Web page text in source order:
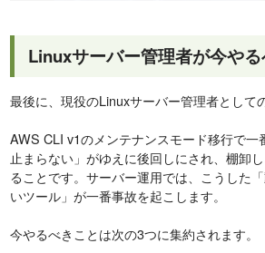
Linuxサーバー管理者が今やる
最後に、現役のLinuxサーバー管理者として
AWS CLI v1のメンテナンスモード移行で一
止まらない」がゆえに後回しにされ、棚卸
ることです。サーバー運用では、こうした
いツール」が一番事故を起こします。
今やるべきことは次の3つに集約されます。